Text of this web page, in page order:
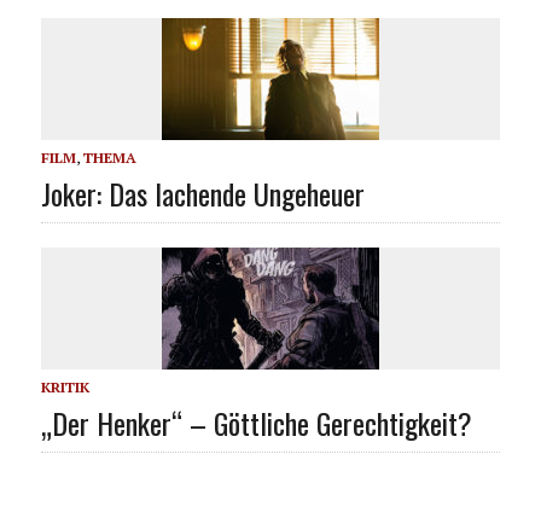
FILM, THEMA
Joker: Das lachende Ungeheuer
KRITIK
„Der Henker“ – Göttliche Gerechtigkeit?